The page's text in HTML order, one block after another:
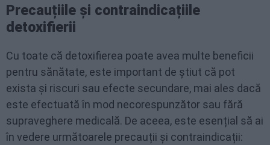
Precauțiile și contraindicațiile
detoxifierii
Cu toate că detoxifierea poate avea multe beneficii
pentru sănătate, este important de știut că pot
exista și riscuri sau efecte secundare, mai ales dacă
este efectuată în mod necorespunzător sau fără
supraveghere medicală. De aceea, este esențial să ai
în vedere următoarele precauții și contraindicații: